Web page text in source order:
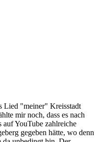
Lied "meiner" Kreisstadt
mir noch, dass es nach
YouTube zahlreiche
gegeben hätte, wo denn